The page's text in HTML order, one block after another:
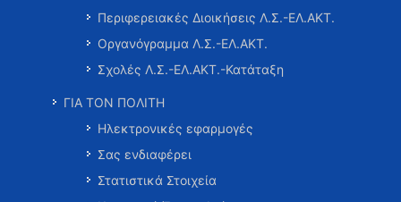
Περιφερειακές Διοικήσεις Λ.Σ.-ΕΛ.ΑΚΤ.
Οργανόγραμμα Λ.Σ.-ΕΛ.ΑΚΤ.
Σχολές Λ.Σ.-ΕΛ.ΑΚΤ.-Κατάταξη
ΓΙΑ ΤΟΝ ΠΟΛΙΤΗ
Ηλεκτρονικές εφαρμογές
Σας ενδιαφέρει
Στατιστικά Στοιχεία